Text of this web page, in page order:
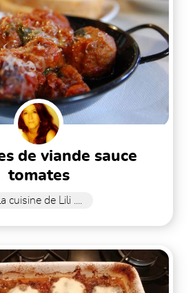
tomates
La cuisine de Lili ....